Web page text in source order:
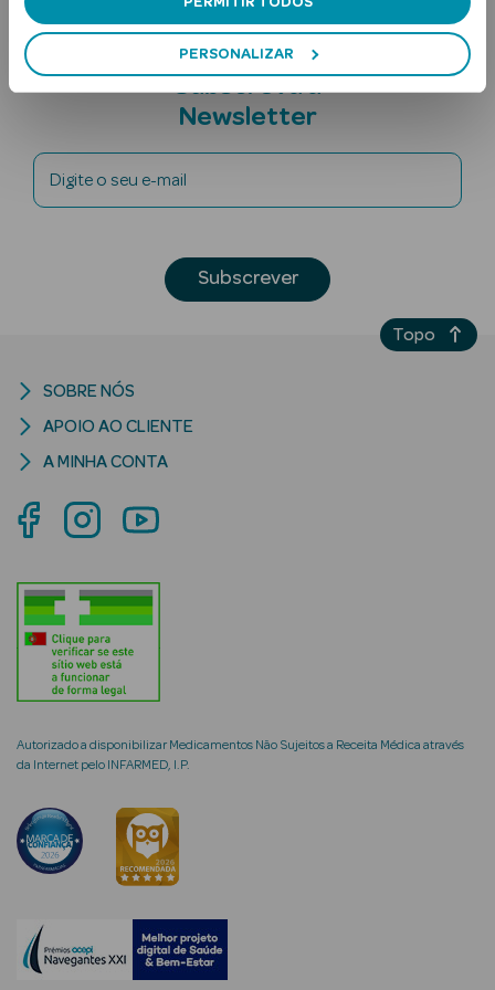
PERSONALIZAR
Ver Tudo
Lábios
Solares Bebé e
Criança
Rosto e
Ver Tudo
Rosto
Séruns Faciais
Anti-
envelhecimento
Subscreva a
Newsletter
Digite o seu e-mail
Subscrever
Autorizado a disponibilizar Medicamentos Não Sujeitos a Receita Médica através
da Internet pelo INFARMED, I.P.
SOBRE NÓS
APOIO AO CLIENTE
A MINHA CONTA
Topo